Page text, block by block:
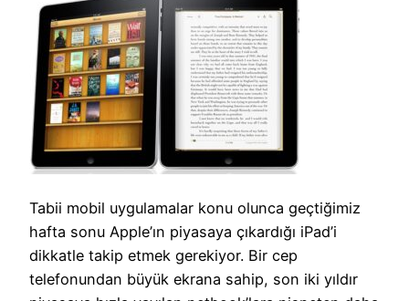
Tabii mobil uygulamalar konu olunca geçtiğimiz
hafta sonu Apple’ın piyasaya çıkardığı iPad’i
dikkatle takip etmek gerekiyor. Bir cep
telefonundan büyük ekrana sahip, son iki yıldır